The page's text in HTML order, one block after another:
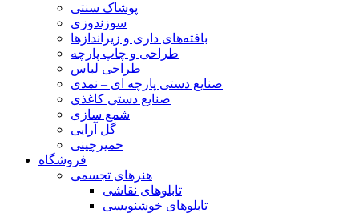
پوشاک سنتی
سوزندوزی
بافته‌های داری و زیراندازها
طراحی و چاپ پارچه
طراحی لباس
صنایع دستی پارچه ای – نمدی
صنایع دستی کاغذی
شمع سازی
گل آرایی
خمیرچینی
فروشگاه
هنرهای تجسمی
تابلوهای نقاشی
تابلوهای خوشنویسی